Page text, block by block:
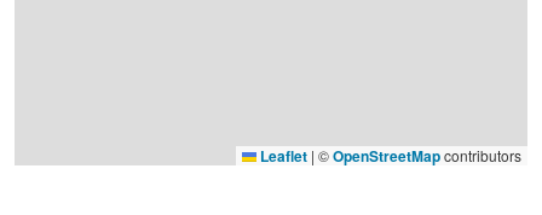
Leaflet | ©OpenStreetMapcontributors